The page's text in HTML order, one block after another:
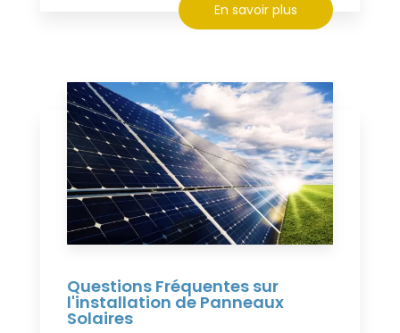
En savoir plus
Questions Fréquentes sur
l'installation de Panneaux
Solaires